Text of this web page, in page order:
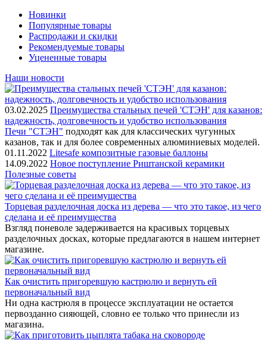
Новинки
Популярные товары
Распродажи и скидки
Рекомендуемые товары
Уцененные товары
Наши новости
03.02.2025 Преимущества стальных печей 'СТЭН' для казанов:
надежность, долговечность и удобство использования
Печи "СТЭН" подходят как для классических чугунных
казанов, так и для более современных алюминиевых моделей.
01.11.2022 Litesafe композитные газовые баллоны
14.09.2022 Новое поступление Риштанской керамики
Полезные советы
Торцевая разделочная доска из дерева — что это такое, из чего
сделана и её преимущества
Взгляд поневоле задерживается на красивых торцевых
разделочных досках, которые предлагаются в нашем интернет
магазине.
Как очистить пригоревшую кастрюлю и вернуть ей
первоначальный вид
Ни одна кастрюля в процессе эксплуатации не остается
первозданно сияющей, словно ее только что принесли из
магазина.